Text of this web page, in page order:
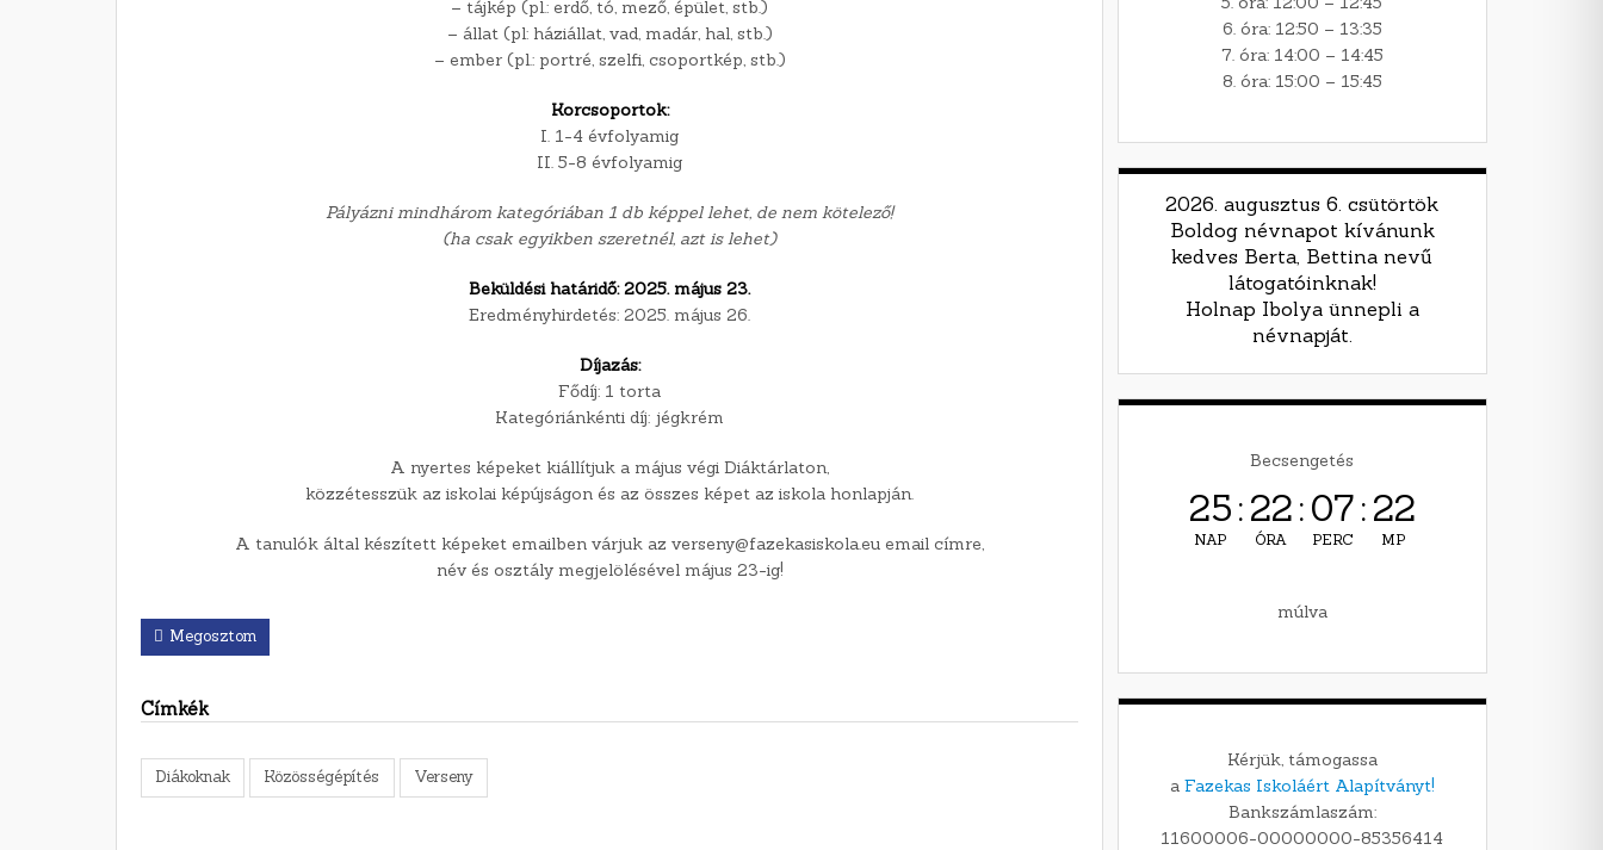
– tájkép (pl.: erdő, tó, mező, épület, stb.)
– állat (pl: háziállat, vad, madár, hal, stb.)
– ember (pl.: portré, szelfi, csoportkép, stb.)
Korcsoportok:
I. 1-4 évfolyamig
II. 5-8 évfolyamig
Pályázni mindhárom kategóriában 1 db képpel lehet, de nem kötelező!
(ha csak egyikben szeretnél, azt is lehet)
Beküldési határidő: 2025. május 23.
Eredményhirdetés: 2025. május 26.
Díjazás:
Fődíj: 1 torta
Kategóriánkénti díj: jégkrém
A nyertes képeket kiállítjuk a május végi Diáktárlaton,
közzétesszük az iskolai képújságon és az összes képet az iskola honlapján.
A tanulók által készített képeket emailben várjuk az verseny@fazekasiskola.eu email címre,
név és osztály megjelölésével május 23-ig!
Megosztom
Címkék
Diákoknak Közösségépítés Verseny
6. óra: 12:50 – 13:35
7. óra: 14:00 – 14:45
8. óra: 15:00 – 15:45
2026. augusztus 6. csütörtök
Boldog névnapot kívánunk
kedves Berta, Bettina nevű
látogatóinknak!
Holnap Ibolya ünnepli a
névnapját.
Becsengetés
25
NAP
:22
ÓRA
:07
PERC
:21
MP
múlva
Kérjük, támogassa
a Fazekas Iskoláért Alapítványt!
Bankszámlaszám:
11600006-00000000-85356414